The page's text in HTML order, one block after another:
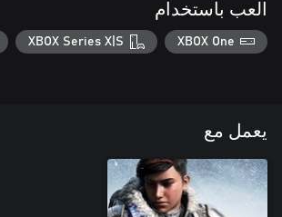
العب باستخدام
XBOX One
XBOX Series X|S
يعمل مع